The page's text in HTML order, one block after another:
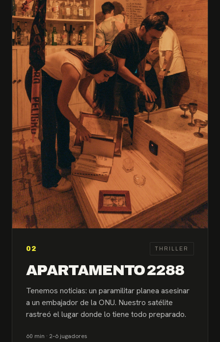
02 THRILLER
APARTAMENTO 2288
Tenemos noticias: un paramilitar planea asesinar
a un embajador de la ONU. Nuestro satélite
rastreó el lugar donde lo tiene todo preparado.
60 min · 2–6 jugadores